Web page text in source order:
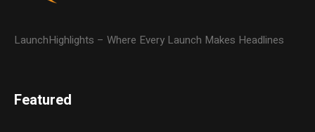
LaunchHighlights – Where Every Launch Makes Headlines
Featured